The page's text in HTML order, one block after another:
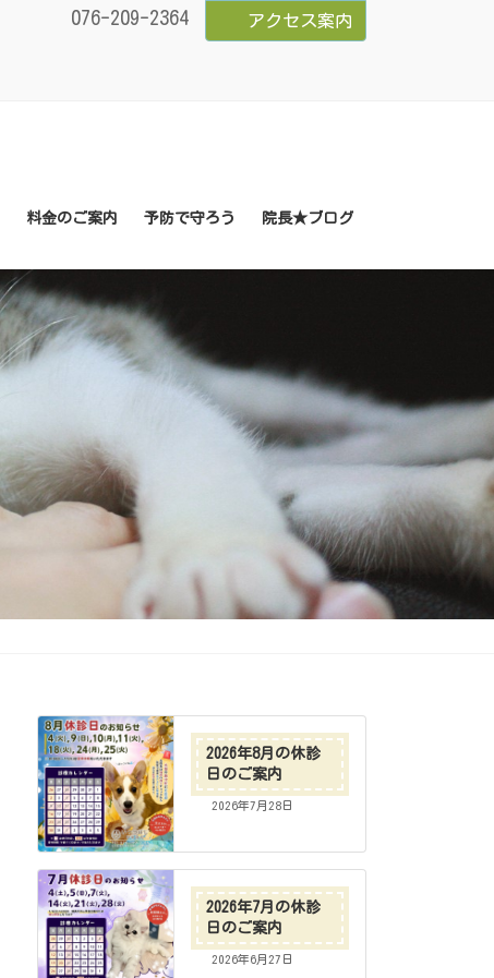
076-209-2364 アクセス案内
料金のご案内 予防で守ろう 院長★ブログ
2026年8月の休診
日のご案内
2026年7月28日
2026年7月の休診
日のご案内
2026年6月27日